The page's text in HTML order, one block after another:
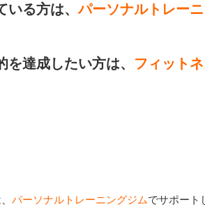
いる方は、パーソナルトレー
達成したい方は、 フィット
パーソナルトレーニングジムでサポート